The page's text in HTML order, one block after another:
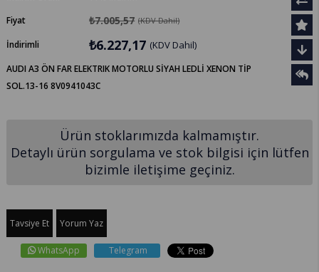
Fiyat
₺7.005,57 (KDV Dahil)
İndirimli ₺6.227,17 (KDV Dahil)
AUDI A3 ÖN FAR ELEKTRIK MOTORLU SİYAH LEDLİ XENON TİP
SOL.13-16 8V0941043C
Ürün stoklarımızda kalmamıştır.
Detaylı ürün sorgulama ve stok bilgisi için lütfen
bizimle iletişime geçiniz.
Tavsiye Et Yorum Yaz
WhatsApp Telegram